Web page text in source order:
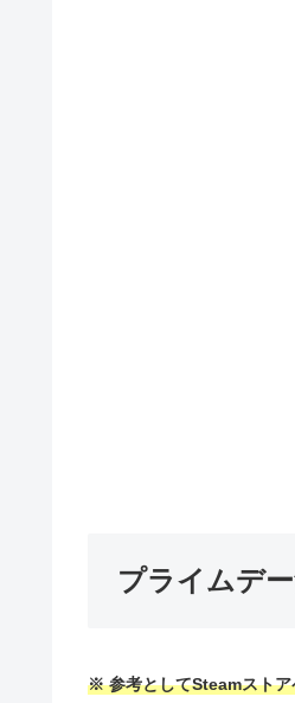
プライムデ
※ 参考としてSteamストア